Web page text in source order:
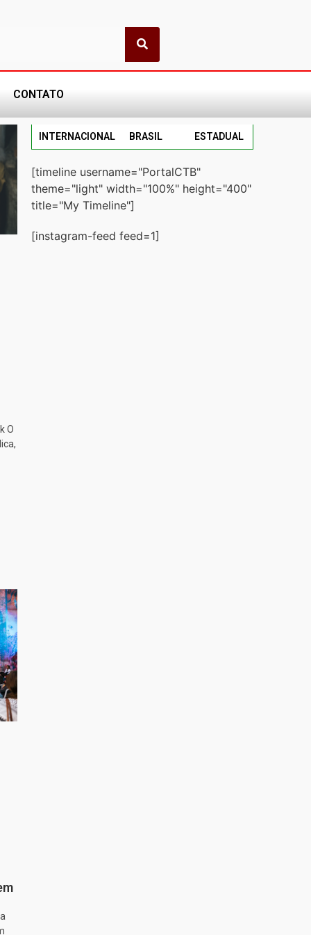
CONTATO
O
INTERNACIONAL BRASIL ESTADUAL
[timeline username="PortalCTB"
theme="light" width="100%" height="400"
title="My Timeline"]
[instagram-feed feed=1]